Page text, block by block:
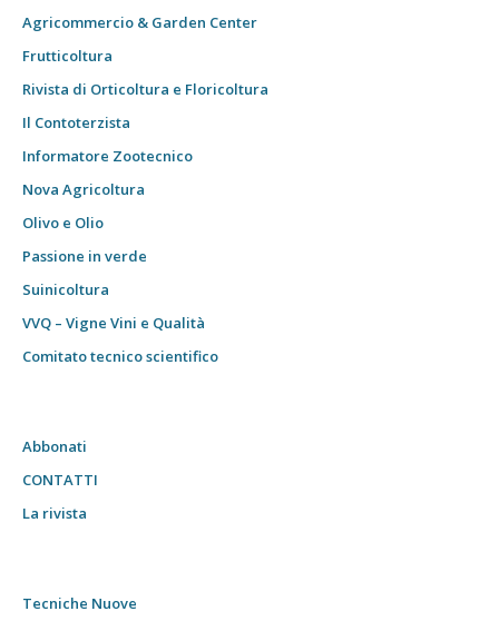
Agricommercio & Garden Center
Frutticoltura
Rivista di Orticoltura e Floricoltura
Il Contoterzista
Informatore Zootecnico
Nova Agricoltura
Olivo e Olio
Passione in verde
Suinicoltura
VVQ – Vigne Vini e Qualità
Comitato tecnico scientifico
Abbonati
CONTATTI
La rivista
Tecniche Nuove